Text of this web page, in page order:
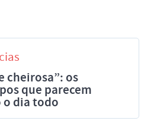
cheirosa”: os
que parecem
dia todo